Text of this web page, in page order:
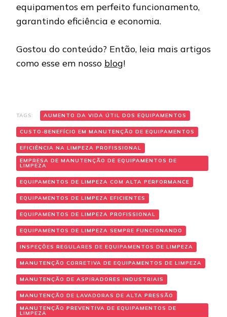
equipamentos em perfeito funcionamento,
garantindo eficiência e economia.
Gostou do conteúdo? Então, leia mais artigos
como esse em nosso blog!
TAGS: AUMENTO DA VIDA ÚTIL DOS EQUIPAMENTOS
CUSTO-BENEFÍCIO EM MANUTENÇÃO DE EQUIPAMENTOS
EFICIÊNCIA NA LIMPEZA PROFISSIONAL
EMPRESA DE MANUTENÇÃO DE EQUIPAMENTOS DE
LIMPEZA
EQUIPAMENTOS DE LIMPEZA COM ALTA PERFORMANCE
EQUIPAMENTOS DE LIMPEZA EFICIENTES
EQUIPAMENTOS DE LIMPEZA PROFISSIONAL
EQUIPAMENTOS DE LIMPEZA SEMPRE FUNCIONANDO
INSPEÇÕES REGULARES DE EQUIPAMENTOS DE LIMPEZA
MANUTENÇÃO CORRETIVA DE EQUIPAMENTOS DE LIMPEZA
MANUTENÇÃO DE ASPIRADORES INDUSTRIAIS
MANUTENÇÃO DE LAVADORAS DE ALTA PRESSÃO
MANUTENÇÃO PREVENTIVA DE EQUIPAMENTOS DE
LIMPEZA